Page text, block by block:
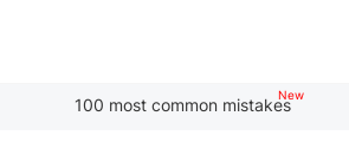
100 most common mistakes